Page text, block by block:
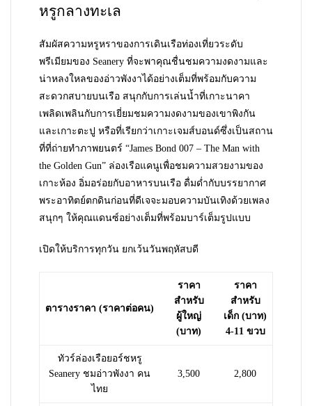
หรูกลางทะเล
สัมผัสความหรูหราของการเดินเรือท่องเที่ยวระดับ
พรีเมียมของ Seanery ที่จะพาคุณชื่นชมความงดงามและ
น่าหลงใหลของอ่าวพังงาได้อย่างเต็มที่พร้อมกับความ
สะดวกสบายบนเรือ สนุกกับการเล่นน้ำที่เกาะนาคา
เพลิดเพลินกับการเยี่ยมชมความงดงามของเขาพิงกัน
และเกาะตะปู หรือที่เรียกว่าเกาะเจมส์บอนด์ซึ่งเป็นสถาน
ที่ที่ถ่ายทำภาพยนตร์ “James Bond 007 – The Man with
the Golden Gun” ล่องเรือแคนูเพื่อชมความสวยงามของ
เกาะห้อง อิ่มอร่อยกับอาหารบนเรือ ดื่มด่ำกับบรรยากาศ
พระอาทิตย์ตกดินก่อนที่ดีเจจะมอบความบันเทิงด้วยเพลง
สนุกๆ ให้คุณแดนซ์อย่างเต็มที่พร้อมบาร์เต็มรูปแบบ
เปิดให้บริการทุกวัน ยกเว้นวันพฤหัสบดี
ตารางราคา (ราคาต่อคน)
ราคา
สำหรับ
ผู้ใหญ่
(บาท)
ราคา
สำหรับ
เด็ก (บาท)
4-11 ขวบ
ทัวร์ล่องเรือยอร์ชหรู
Seanery ชมอ่าวพังงา คน
ไทย
3,500 2,800